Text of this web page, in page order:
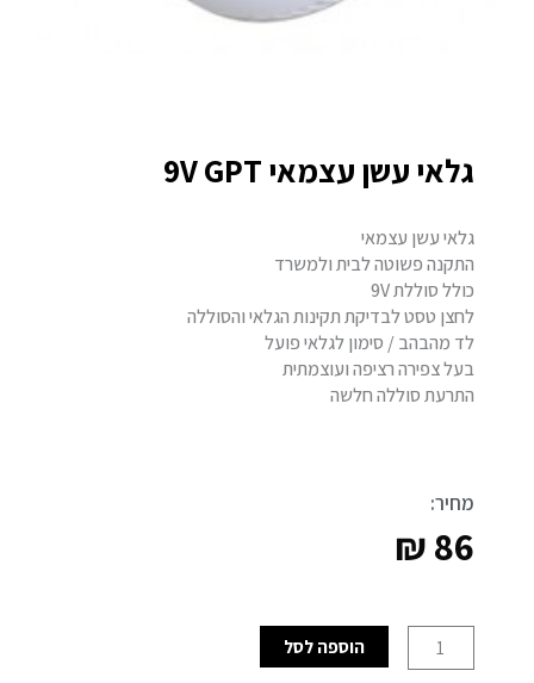
גלאי עשן עצמאי 9V GPT
גלאי עשן עצמאי
התקנה פשוטה לבית ולמשרד
כולל סוללת 9V
לחצן טסט לבדיקת תקינות הגלאי והסוללה
לד מהבהב / סימון לגלאי פועל
בעל צפירה רציפה ועוצמתית
התרעת סוללה חלשה
מחיר:
₪86
של
הוספה לסל